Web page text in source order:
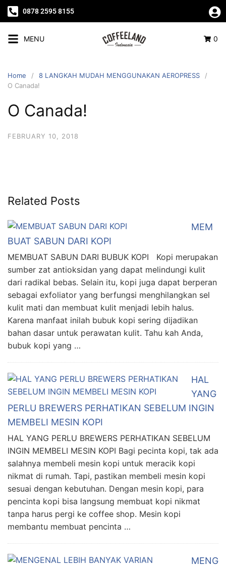
0878 2595 8155
MENU 0
Home
8 LANGKAH MUDAH MENGGUNAKAN AEROPRESS
O Canada!
O Canada!
FEBRUARY 10, 2018
Related Posts
MEM
BUAT SABUN DARI KOPI
MEMBUAT SABUN DARI BUBUK KOPI Kopi merupakan
sumber zat antioksidan yang dapat melindungi kulit
dari radikal bebas. Selain itu, kopi juga dapat berperan
sebagai exfoliator yang berfungsi menghilangkan sel
kulit mati dan membuat kulit menjadi lebih halus.
Karena manfaat inilah bubuk kopi sering dijadikan
bahan dasar untuk perawatan kulit. Tahu kah Anda,
bubuk kopi yang …
HAL
YANG
PERLU BREWERS PERHATIKAN SEBELUM INGIN
MEMBELI MESIN KOPI
HAL YANG PERLU BREWERS PERHATIKAN SEBELUM
INGIN MEMBELI MESIN KOPI Bagi pecinta kopi, tak ada
salahnya membeli mesin kopi untuk meracik kopi
nikmat di rumah. Tapi, pastikan membeli mesin kopi
sesuai dengan kebutuhan. Dengan mesin kopi, para
pencinta kopi bisa langsung membuat kopi nikmat
tanpa harus pergi ke coffee shop. Mesin kopi
membantu membuat pencinta …
MENG